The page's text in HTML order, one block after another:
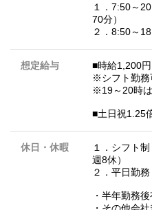
１．7:50～
70分）
２．8:50～
想定給与
■時給1,200円
※シフト勤務
※19～20時は
■土日祝1.25
休日・休暇
１．シフト
週8休）
２．平日勤
・半年勤務
・その他会